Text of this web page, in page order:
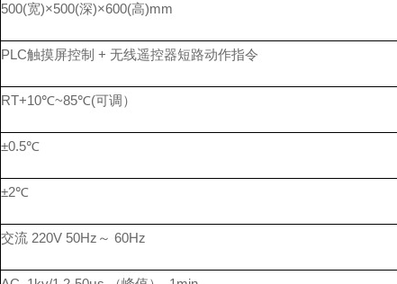
500(宽)×500(深)×600(高)mm
PLC触摸屏控制 + 无线遥控器短路动作指令
RT+10℃~85℃(可调）
±0.5℃
±2℃
交流 220V 50Hz～ 60Hz